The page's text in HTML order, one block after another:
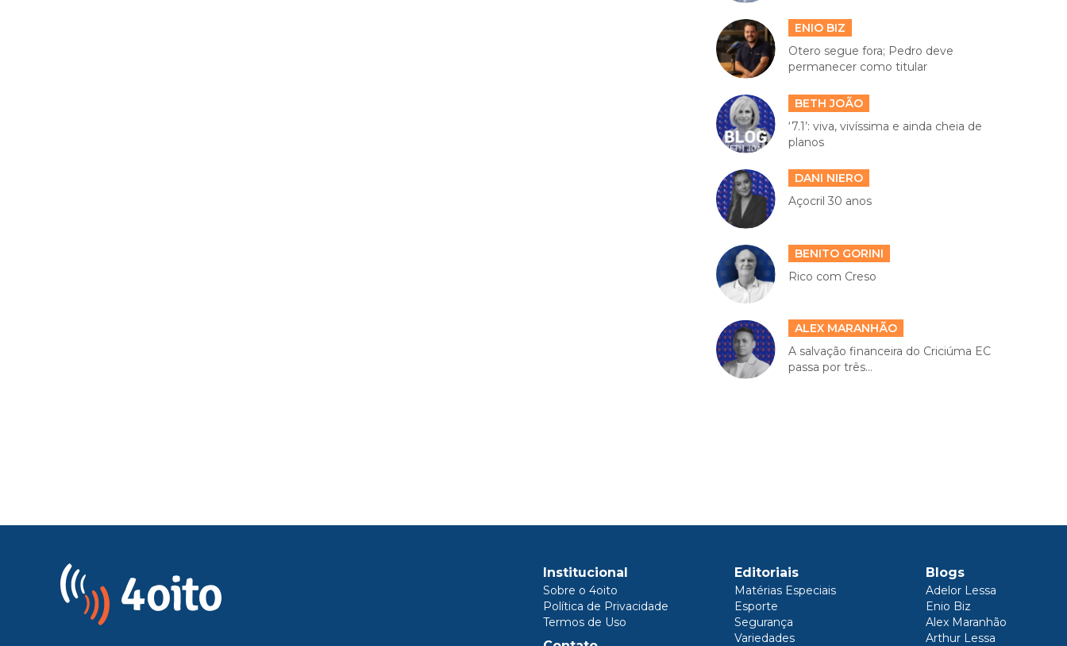
ENIO BIZ
Otero segue fora; Pedro deve
permanecer como titular
BETH JOÃO
‘7.1’: viva, vivíssima e ainda cheia de
planos
DANI NIERO
Açocril 30 anos
BENITO GORINI
Rico com Creso
ALEX MARANHÃO
A salvação financeira do Criciúma EC
passa por três...
Institucional
Sobre o 4oito
Política de Privacidade
Termos de Uso
Editoriais
Matérias Especiais
Esporte
Segurança
Variedades
Blogs
Adelor Lessa
Enio Biz
Alex Maranhão
Arthur Lessa